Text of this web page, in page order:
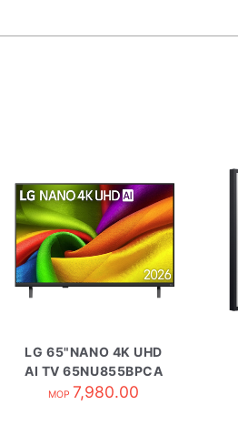
LG 65"NANO 4K UHD
AI TV 65NU855BPCA
MOP 7,980.00